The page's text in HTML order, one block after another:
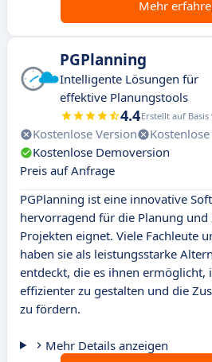
Mehr
PGPlanning
Intelligente Lösungen für
effektive Planungstools
4.4Erstellt auf Basis
Kostenlose Version
Kostenlose Demoversion
Preis auf Anfrage
PGPlanning ist eine innovative
hervorragend für die Planung
Projekten eignet. Viele Fachleute
haben sie als leistungsstarke
entdeckt, die es ihnen ermöglicht,
effizienter zu gestalten und die
zu fördern.
Mehr Details anzeigen